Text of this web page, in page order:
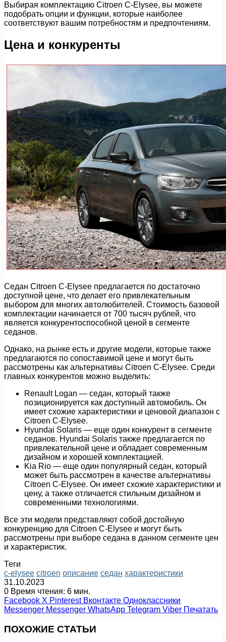
Выбирая комплектацию Citroen C-Elysee, вы можете
подобрать опции и функции, которые наиболее
соответствуют вашим потребностям и предпочтениям.
Цена и конкуренты
Седан Citroen C-Elysee предлагается по достаточно
доступной цене, что делает его привлекательным
выбором для многих автолюбителей. Стоимость базовой
комплектации начинается от 700 тысяч рублей, что
является конкурентоспособной ценой в сегменте
седанов.
Однако, на рынке есть и другие модели, которые также
предлагаются по сопоставимой цене и могут быть
рассмотрены как альтернативы Citroen C-Elysee. Среди
главных конкурентов можно выделить:
Renault Logan — седан, который также
позиционируется как доступный автомобиль. Он
имеет схожие характеристики и ценовой диапазон с
Citroen C-Elysee.
Hyundai Solaris — еще один конкурент в сегменте
седанов. Hyundai Solaris также предлагается по
привлекательной цене и обладает современным
дизайном и хорошей комплектацией.
Kia Rio — еще один популярный седан, который
может быть рассмотрен в качестве альтернативы
Citroen C-Elysee. Он имеет схожие характеристики и
цену, а также отличается стильным дизайном и
современными технологиями.
Все эти модели представляют собой достойную
конкуренцию для Citroen C-Elysee и могут быть
рассмотрены при выборе седана в данном сегменте цен
и характеристик.
Теги
c-elysee citroen описание седан характеристики
31.10.2023
0 Время чтения: 6 мин.
Facebook X Pinterest Вконтакте Одноклассники
Messenger Messenger WhatsApp Telegram Viber Печатать
ПОХОЖИЕ СТАТЬИ